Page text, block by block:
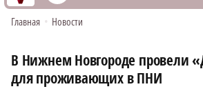
Главная • Новости
В Нижнем Новгороде провели
для проживающих в ПНИ